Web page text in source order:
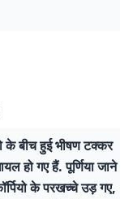
के बीच हुई भीषण टक्कर
हो गए हैं. पूर्णिया जाने
के परखच्चे उड़ गए,